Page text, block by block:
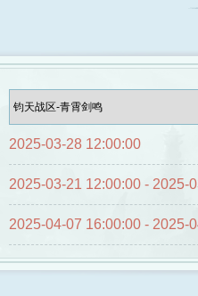
2025-03-28 12:00:00
2025-03-21 12:00:00 - 2025-
2025-04-07 16:00:00 - 2025-